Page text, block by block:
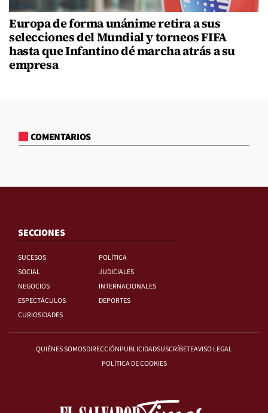
Europa de forma unánime retira a sus
selecciones del Mundial y torneos FIFA
hasta que Infantino dé marcha atrás a su
empresa
COMENTARIOS
SECCIONES
SUCESOS
POLÍTICA
SOCIAL
JUDICIALES
NEGOCIOS
INTERNACIONALES
ESPECTÁCULOS
DEPORTES
CURIOSIDADES
QUIÉNES SOMOSDIRECCIÓNPUBLICIDADSUSCRÍBETEAVISO LEGAL
POLÍTICA DE COOKIES